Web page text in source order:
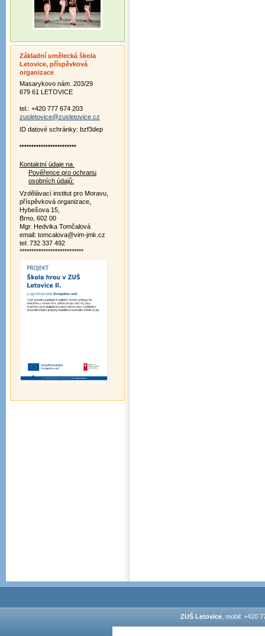
Základní umělecká škola
Letovice, příspěvková
organizace
Masarykovo nám. 203/29
679 61 LETOVICE
tel.: +420 777 674 203
zusletovice@zusletovice.cz
ID datové schránky: bzf3dep
************************
Kontaktní údaje na
Pověřence pro ochranu
osobních údajů:
Vzdělávací institut pro Moravu,
příspěvková organizace,
Hybešova 15,
Brno, 602 00
Mgr. Hedvika Tomčalová
email: tomcalova@vim-jmk.cz
tel: 732 337 492
***************************
ZUŠ Letovice, mobil: +420